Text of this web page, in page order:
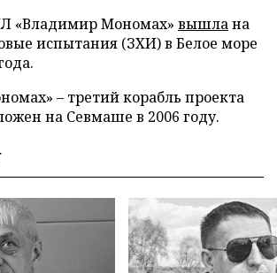
«Владимир Мономах» вышлана
испытания (ЗХИ) в Белое море
– третий корабль проекта
на Севмаше в 2006 году.